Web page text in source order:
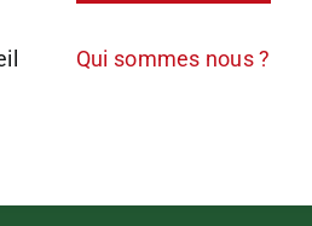
Qui sommes nous ?